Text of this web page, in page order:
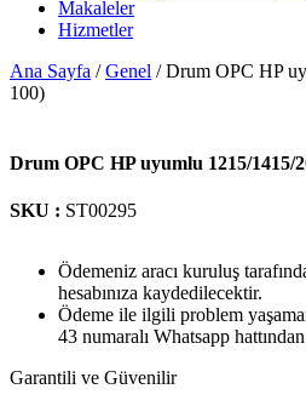
Makaleler
Hizmetler
Ana Sayfa /Genel / Drum OPC HP
100)
Drum OPC HP uyumlu 1215/1415/
SKU : ST00295
Ödemeniz aracı kuruluş
hesabınıza kaydedilecektir.
Ödeme ile ilgili problem
43 numaralı Whatsapp
Garantili ve Güvenilir